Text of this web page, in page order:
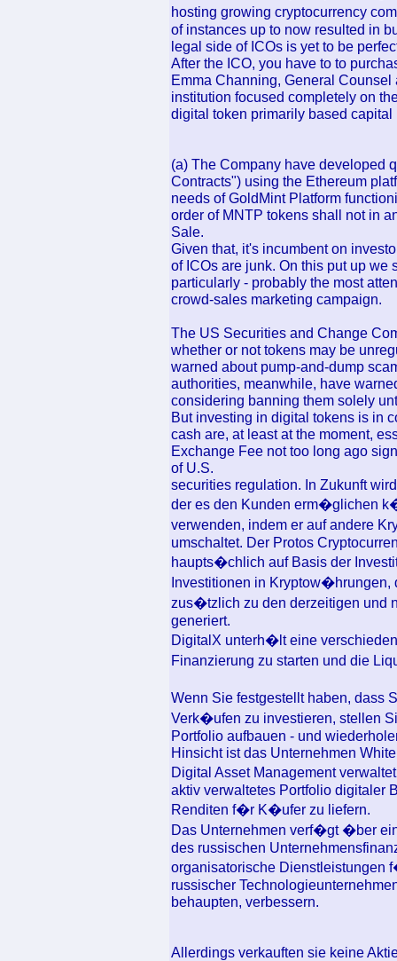
hosting growing cryptocurrency
of instances up to now resulted in
legal side of ICOs is yet to be
After the ICO, you have to to
Emma Channing, General
institution focused completely on
digital token primarily based capital
(a) The Company have developed
Contracts") using the Ethereum
needs of GoldMint Platform
order of MNTP tokens shall not in
Sale.
Given that, it's incumbent on
of ICOs are junk. On this put up we
particularly - probably the most
crowd-sales marketing campaign.
The US Securities and Change
whether or not tokens may be
warned about pump-and-dump
authorities, meanwhile, have
considering banning them solely
But investing in digital tokens is in
cash are, at least at the moment,
Exchange Fee not too long ago
of U.S.
securities regulation. In Zukunft
der es den Kunden erm�glichen
verwenden, indem er auf andere
umschaltet. Der Protos
haupts�chlich auf Basis der
Investitionen in
zus�tzlich zu den derzeitigen und
generiert.
DigitalX unterh�lt eine
Finanzierung zu starten und die
Wenn Sie festgestellt haben, dass
Verk�ufen zu investieren, stellen
Portfolio aufbauen - und
Hinsicht ist das Unternehmen
Digital Asset Management
aktiv verwaltetes Portfolio digitaler
Renditen f�r K�ufer zu liefern.
Das Unternehmen verf�gt �ber
des russischen
organisatorische
russischer
behaupten, verbessern.
Allerdings verkauften sie keine